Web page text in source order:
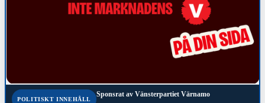
POLITISKT INNEHÅLL
Sponsrat av Vänsterpartiet Värnamo